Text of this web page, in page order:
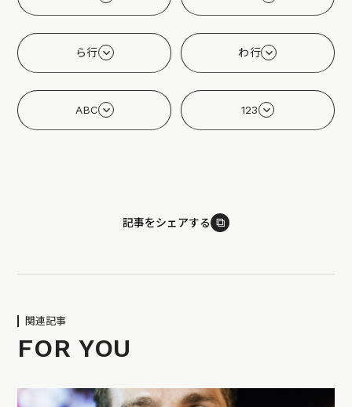
ら行 わ行
ABC 123
記事をシェアする ⧉
関連記事
FOR YOU